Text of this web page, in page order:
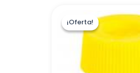
¡Oferta!
¡Oferta!